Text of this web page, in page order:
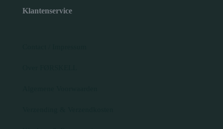
Klantenservice